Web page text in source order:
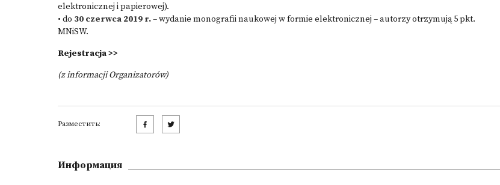
elektronicznej i papierowej).
• do 30 czerwca 2019 r.– wydanie monografii naukowej w formie elektronicznej – autorzy otrzymują 5 pkt.
MNiSW.
Rejestracja >>
(z informacji Organizatorów)
Разместить:
Информация